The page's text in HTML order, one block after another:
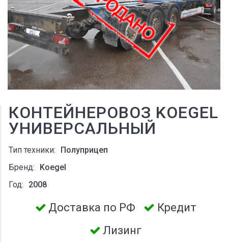
КОНТЕЙНЕРОВОЗ KOEGEL
УНИВЕРСАЛЬНЫЙ
Тип техники:
Полуприцеп
Бренд:
Koegel
Год:
2008
Доставка по РФ
Кредит
Лизинг